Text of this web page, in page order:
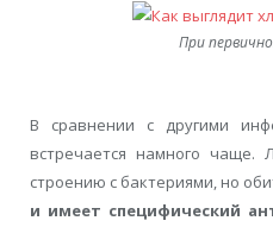
При
В сравнении с другими
встречается намного чаще.
строению с бактериями, но
и имеет специфический